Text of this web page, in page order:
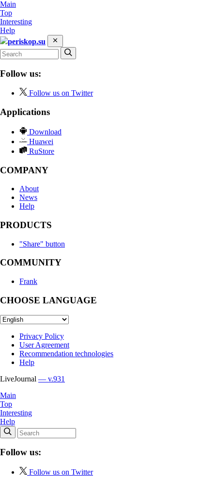
Main
Top
Interesting
Help
periskop.su
Follow us:
Follow us on Twitter
Applications
Download
Huawei
RuStore
COMPANY
About
News
Help
PRODUCTS
"Share" button
COMMUNITY
Frank
CHOOSE LANGUAGE
Privacy Policy
User Agreement
Recommendation technologies
Help
LiveJournal — v.931
Main
Top
Interesting
Help
Follow us:
Follow us on Twitter